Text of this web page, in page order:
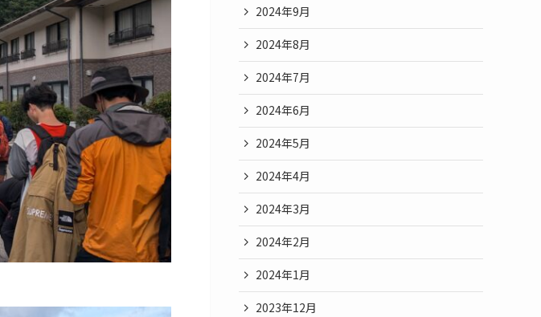
2024年9月
2024年8月
2024年7月
2024年6月
2024年5月
2024年4月
2024年3月
2024年2月
2024年1月
2023年12月